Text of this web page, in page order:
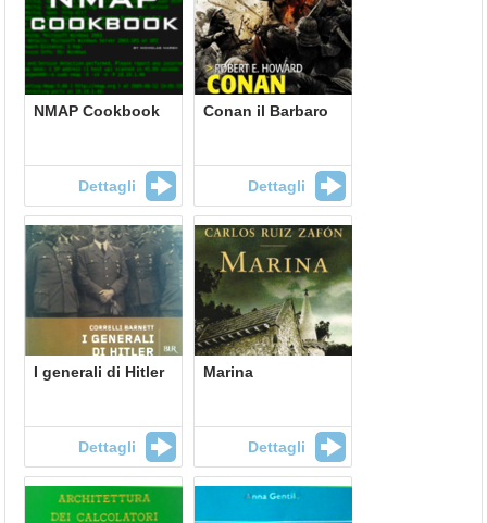
NMAP Cookbook
Dettagli
Conan il Barbaro
Dettagli
I generali di Hitler
Dettagli
Marina
Dettagli